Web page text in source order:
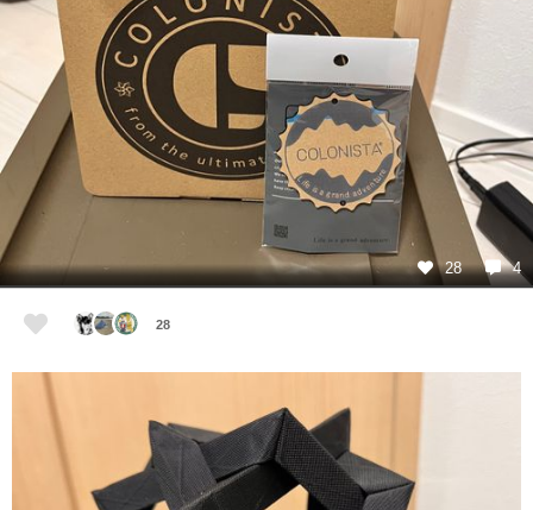
28 4
28